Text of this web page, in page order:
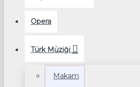
Opera
Türk Müziği
Makam